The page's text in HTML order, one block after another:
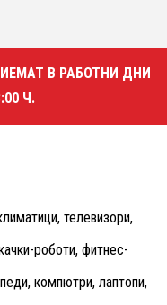
В РАБОТНИ ДНИ
Ч.
телевизори,
роботи, фитнес-
компютри, лаптопи,